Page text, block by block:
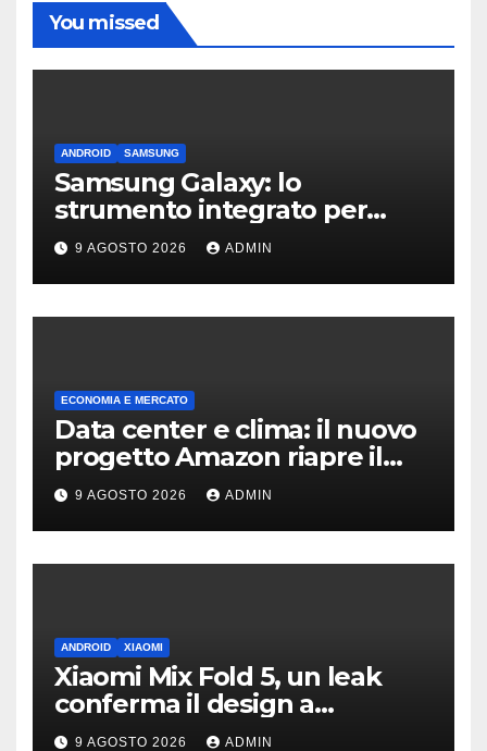
You missed
ANDROID SAMSUNG
Samsung Galaxy: lo
strumento integrato per
liberare spazio sullo
smartphone
9 AGOSTO 2026 ADMIN
ECONOMIA E MERCATO
Data center e clima: il nuovo
progetto Amazon riapre il
dibattito sulle emissioni
9 AGOSTO 2026 ADMIN
ANDROID XIAOMI
Xiaomi Mix Fold 5, un leak
conferma il design a
passaporto e HyperOS 4
9 AGOSTO 2026 ADMIN